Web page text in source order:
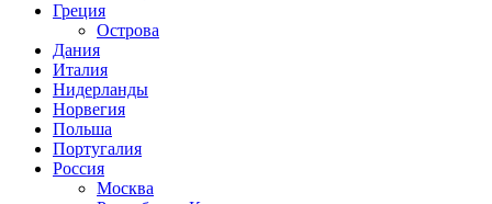
Греция
Острова
Дания
Италия
Нидерланды
Норвегия
Польша
Португалия
Россия
Москва